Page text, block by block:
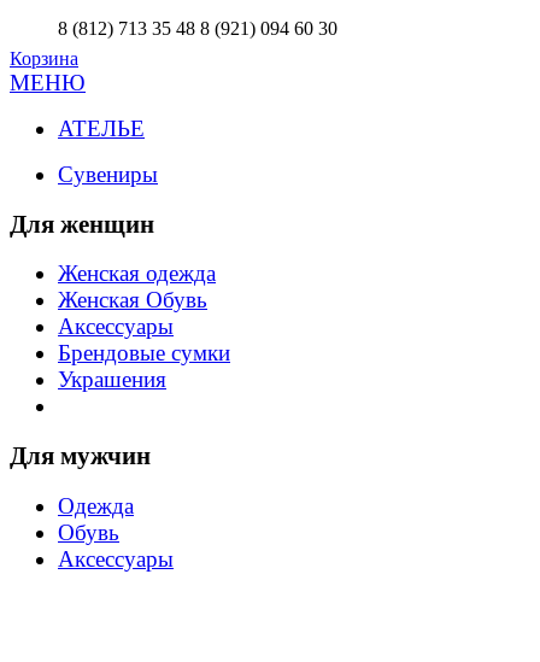
8 (812) 713 35 48 8 (921) 094 60 30
Корзина
МЕНЮ
АТЕЛЬЕ
Сувениры
Для женщин
Женская одежда
Женская Обувь
Аксессуары
Брендовые сумки
Украшения
Для мужчин
Одежда
Обувь
Аксессуары